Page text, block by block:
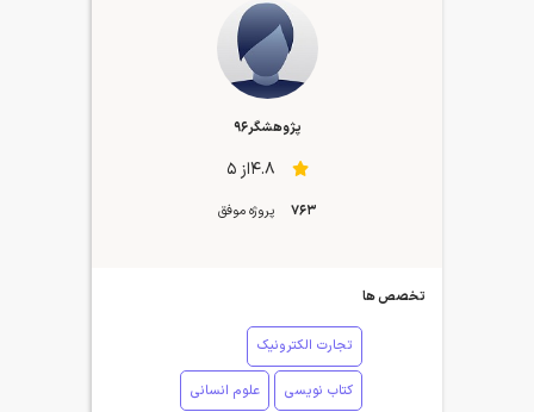
پژوهشگر96
4.8از 5
763 پروژه موفق
تخصص ها
تجارت الکترونیک
کتاب نویسی علوم انسانی